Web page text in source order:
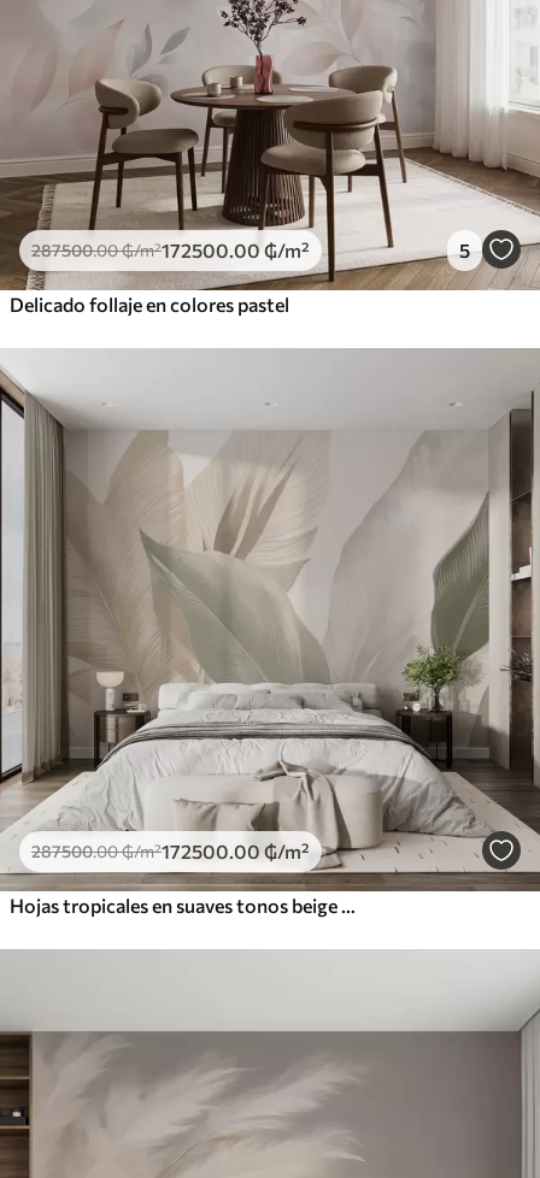
287500.00₲/m²172500 .00 ₲/m² 5
Delicado follaje en colores pastel
287500.00₲/m²172500 .00 ₲/m²